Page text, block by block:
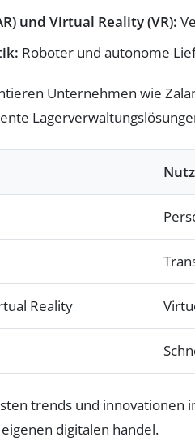
und Virtual Reality (VR):
Roboter und autonome
Unternehmen wie
Reality